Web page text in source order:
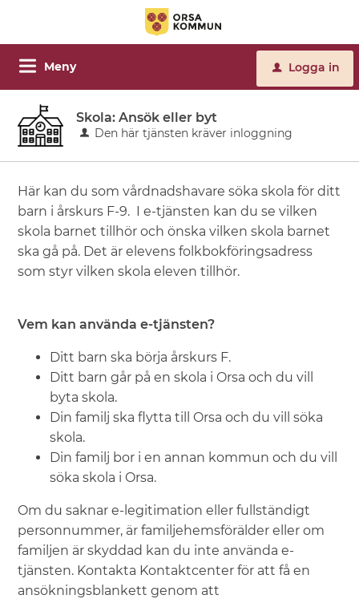
Meny u Logga in
Skola: Ansök eller byt
Den här tjänsten kräver inloggning
Här kan du som vårdnadshavare söka skola för ditt
barn i årskurs F-9. I e-tjänsten kan du se vilken
skola barnet tillhör och önska vilken skola barnet
ska gå på. Det är elevens folkbokföringsadress
som styr vilken skola eleven tillhör.
Vem kan använda e-tjänsten?
Ditt barn ska börja årskurs F.
Ditt barn går på en skola i Orsa och du vill
byta skola.
Din familj ska flytta till Orsa och du vill söka
skola.
Din familj bor i en annan kommun och du vill
söka skola i Orsa.
Om du saknar e-legitimation eller fullständigt
personnummer, är familjehemsförälder eller om
familjen är skyddad kan du inte använda e-
tjänsten. Kontakta Kontaktcenter för att få en
ansökningsblankett genom att